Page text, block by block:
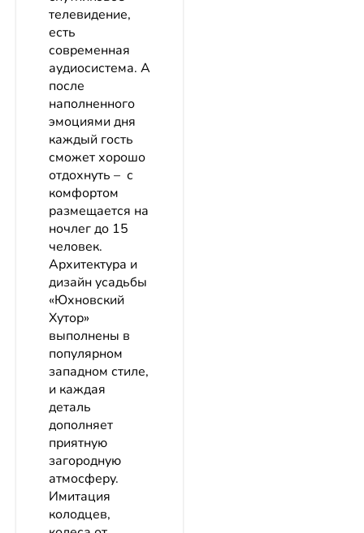
телевидение,
есть
современная
аудиосистема. А
после
наполненного
эмоциями дня
каждый гость
сможет хорошо
отдохнуть – с
комфортом
размещается на
ночлег до 15
человек.
Архитектура и
дизайн усадьбы
«Юхновский
Хутор»
выполнены в
популярном
западном стиле,
и каждая
деталь
дополняет
приятную
загородную
атмосферу.
Имитация
колодцев,